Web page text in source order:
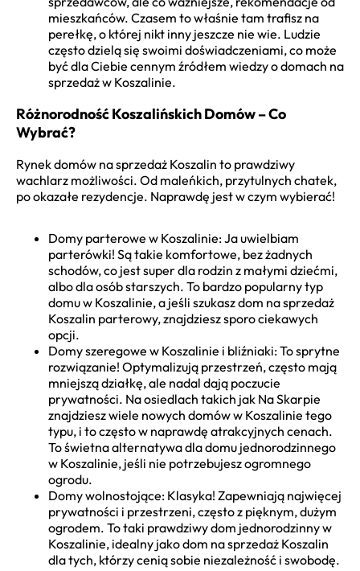
mieszkańców. Czasem to właśnie tam trafisz na
perełkę, o której nikt inny jeszcze nie wie. Ludzie
często dzielą się swoimi doświadczeniami, co może
być dla Ciebie cennym źródłem wiedzy o domach na
sprzedaż w Koszalinie.
Różnorodność Koszalińskich Domów – Co
Wybrać?
Rynek domów na sprzedaż Koszalin to prawdziwy
wachlarz możliwości. Od maleńkich, przytulnych chatek,
po okazałe rezydencje. Naprawdę jest w czym wybierać!
Domy parterowe w Koszalinie: Ja uwielbiam
parterówki! Są takie komfortowe, bez żadnych
schodów, co jest super dla rodzin z małymi dziećmi,
albo dla osób starszych. To bardzo popularny typ
domu w Koszalinie, a jeśli szukasz dom na sprzedaż
Koszalin parterowy, znajdziesz sporo ciekawych
opcji.
Domy szeregowe w Koszalinie i bliźniaki: To sprytne
rozwiązanie! Optymalizują przestrzeń, często mają
mniejszą działkę, ale nadal dają poczucie
prywatności. Na osiedlach takich jak Na Skarpie
znajdziesz wiele nowych domów w Koszalinie tego
typu, i to często w naprawdę atrakcyjnych cenach.
To świetna alternatywa dla domu jednorodzinnego
w Koszalinie, jeśli nie potrzebujesz ogromnego
ogrodu.
Domy wolnostojące: Klasyka! Zapewniają najwięcej
prywatności i przestrzeni, często z pięknym, dużym
ogrodem. To taki prawdziwy dom jednorodzinny w
Koszalinie, idealny jako dom na sprzedaż Koszalin
dla tych, którzy cenią sobie niezależność i swobodę.